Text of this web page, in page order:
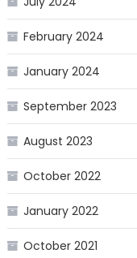
February 2024
January 2024
September 2023
August 2023
October 2022
January 2022
October 2021